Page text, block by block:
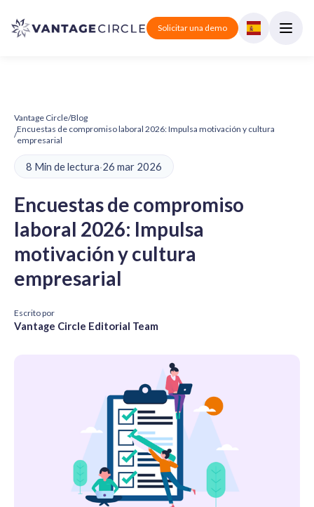
Solicitar una demo
Vantage Circle/Blog
/
Encuestas de compromiso laboral 2026: Impulsa motivación y cultura
empresarial
8 Min de lectura·26 mar 2026
Encuestas de compromiso
laboral 2026: Impulsa
motivación y cultura
empresarial
Escrito por
Vantage Circle Editorial Team